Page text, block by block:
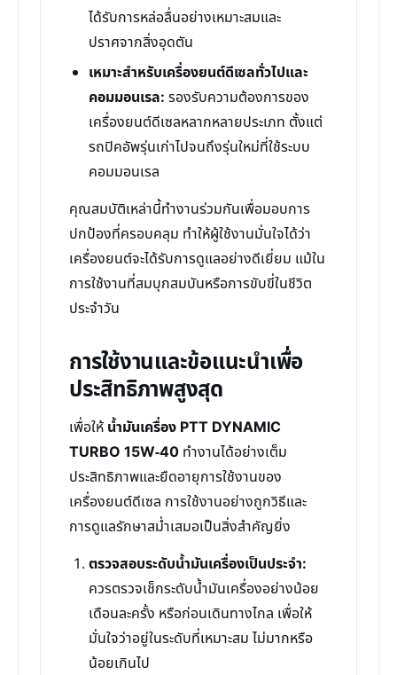
ได้รับการหล่อลื่นอย่างเหมาะสมและ
ปราศจากสิ่งอุดตัน
เหมาะสำหรับเครื่องยนต์ดีเซลทั่วไปและ
คอมมอนเรล: รองรับความต้องการของ
เครื่องยนต์ดีเซลหลากหลายประเภท ตั้งแต่
รถปิคอัพรุ่นเก่าไปจนถึงรุ่นใหม่ที่ใช้ระบบ
คอมมอนเรล
คุณสมบัติเหล่านี้ทำงานร่วมกันเพื่อมอบการ
ปกป้องที่ครอบคลุม ทำให้ผู้ใช้งานมั่นใจได้ว่า
เครื่องยนต์จะได้รับการดูแลอย่างดีเยี่ยม แม้ใน
การใช้งานที่สมบุกสมบันหรือการขับขี่ในชีวิต
ประจำวัน
การใช้งานและข้อแนะนำเพื่อ
ประสิทธิภาพสูงสุด
เพื่อให้ น้ำมันเครื่อง PTT DYNAMIC
TURBO 15W-40 ทำงานได้อย่างเต็ม
ประสิทธิภาพและยืดอายุการใช้งานของ
เครื่องยนต์ดีเซล การใช้งานอย่างถูกวิธีและ
การดูแลรักษาสม่ำเสมอเป็นสิ่งสำคัญยิ่ง
ตรวจสอบระดับน้ำมันเครื่องเป็นประจำ:
ควรตรวจเช็กระดับน้ำมันเครื่องอย่างน้อย
เดือนละครั้ง หรือก่อนเดินทางไกล เพื่อให้
มั่นใจว่าอยู่ในระดับที่เหมาะสม ไม่มากหรือ
น้อยเกินไป